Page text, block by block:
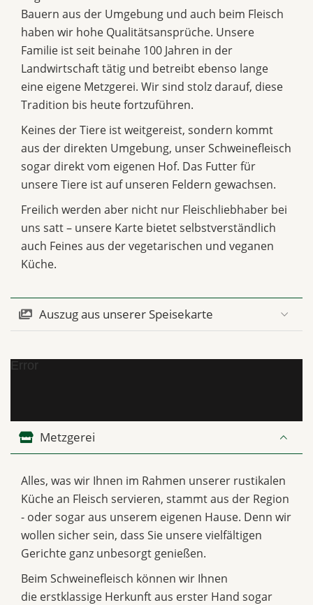
Bauern aus der Umgebung und auch beim Fleisch
haben wir hohe Qualitätsansprüche. Unsere
Familie ist seit beinahe 100 Jahren in der
Landwirtschaft tätig und betreibt ebenso lange
eine eigene Metzgerei. Wir sind stolz darauf, diese
Tradition bis heute fortzuführen.
Keines der Tiere ist weitgereist, sondern kommt
aus der direkten Umgebung, unser Schweinefleisch
sogar direkt vom eigenen Hof. Das Futter für
unsere Tiere ist auf unseren Feldern gewachsen.
Freilich werden aber nicht nur Fleischliebhaber bei
uns satt – unsere Karte bietet selbstverständlich
auch Feines aus der vegetarischen und veganen
Küche.
Auszug aus unserer Speisekarte
Error
Metzgerei
Alles, was wir Ihnen im Rahmen unserer rustikalen
Küche an Fleisch servieren, stammt aus der Region
- oder sogar aus unserem eigenen Hause. Denn wir
wollen sicher sein, dass Sie unsere vielfältigen
Gerichte ganz unbesorgt genießen.
Beim Schweinefleisch können wir Ihnen
die erstklassige Herkunft aus erster Hand sogar